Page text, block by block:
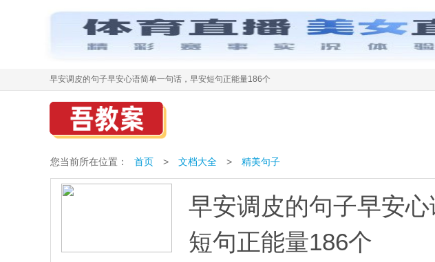
早安调皮的句子早安心语简单一句话，早安短句正能量186个
您当前所在位置： 首页 > 文档大全 > 精美句子
早安调皮的句子早安
短句正能量186个